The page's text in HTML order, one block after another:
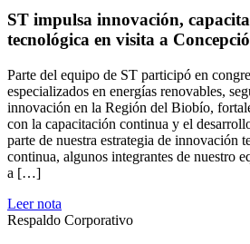
ST impulsa innovación,
tecnológica en visita a
Parte del equipo de ST participó en
especializados en energías renovables,
innovación en la Región del Biobío,
con la capacitación continua y el
parte de nuestra estrategia de innovación
continua, algunos integrantes de nuestro
a […]
Leer nota
Respaldo Corporativo